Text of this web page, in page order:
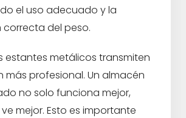
el uso adecuado y la
correcta del peso.
estantes metálicos transmiten
más profesional. Un almacén
no solo funciona mejor,
mejor. Esto es importante